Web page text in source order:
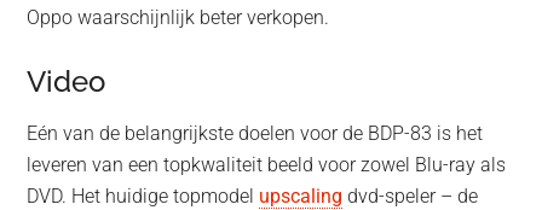
Oppo waarschijnlijk beter verkopen.
Video
Eén van de belangrijkste doelen voor de BDP-83 is het
leveren van een topkwaliteit beeld voor zowel Blu-ray als
DVD. Het huidige topmodel upscaling dvd-speler – de